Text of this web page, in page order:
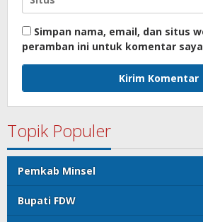
Simpan nama, email, dan situs
peramban ini untuk komentar
Topik Populer
Pemkab Minsel
Bupati FDW